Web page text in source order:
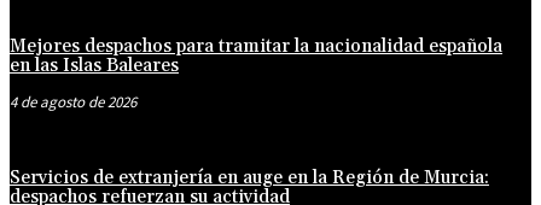
Mejores despachos para tramitar la nacionalidad española
en las Islas Baleares
4 de agosto de 2026
Servicios de extranjería en auge en la Región de Murcia:
despachos refuerzan su actividad